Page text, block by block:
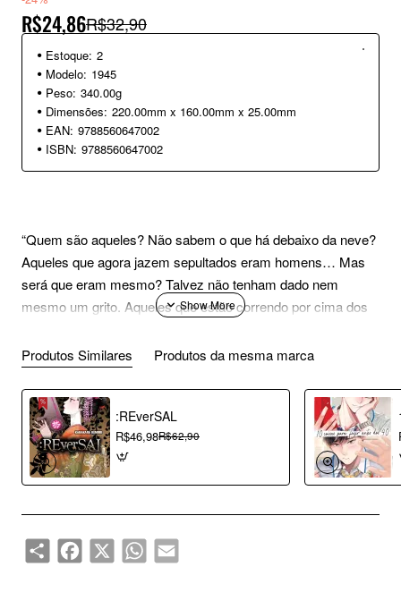
R$24,86R$32,90
Estoque: 2
Modelo: 1945
Peso: 340.00g
Dimensões: 220.00mm x 160.00mm x 25.00mm
EAN: 9788560647002
ISBN: 9788560647002
“Quem são aqueles? Não sabem o que há debaixo da neve?
Aqueles que agora jazem sepultados eram homens… Mas
será que eram mesmo? Talvez não tenham dado nem
mesmo um grito. Aqueles que estão correndo por cima dos
ISBN: 978-8560647002
Formato: 15 x 21 cm – com orelhas – papel pólen bold –
capa cartonada
Páginas: 152 páginas
Acabamento: Off-set 90g – Capa Cartonada 4×1
Volume Único
Produtos Similares Produtos da mesma marca
:REverSAL
R$46,98R$62,90
ShareFacebook
X WhatsAppEmail